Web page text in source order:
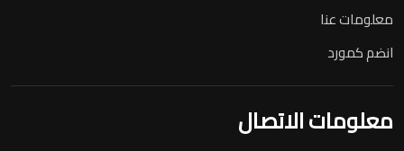
معلومات عنا
انضم كمورد
معلومات الاتصال